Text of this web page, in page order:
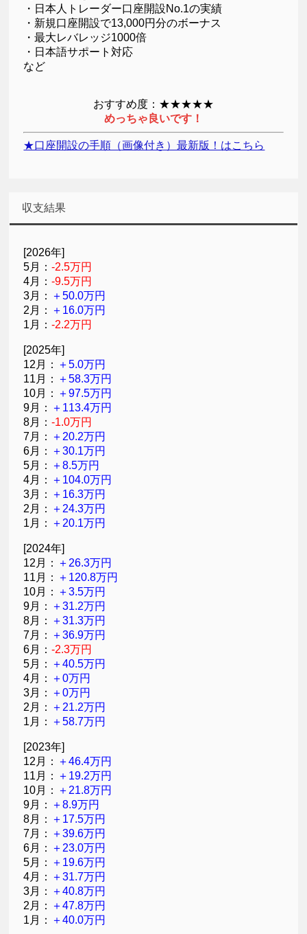
・日本人トレーダー口座開設No.1の実績
・新規口座開設で13,000円分のボーナス
・最大レバレッジ1000倍
・日本語サポート対応
など
おすすめ度：★★★★★
めっちゃ良いです！
★口座開設の手順（画像付き）最新版！はこちら
収支結果
[2026年]
5月：-2.5万円
4月：-9.5万円
3月： ＋50.0万円
2月： ＋16.0万円
1月：-2.2万円
[2025年]
12月： ＋5.0万円
11月： ＋58.3万円
10月： ＋97.5万円
9月： ＋113.4万円
8月：-1.0万円
7月： ＋20.2万円
6月： ＋30.1万円
5月： ＋8.5万円
4月： ＋104.0万円
3月： ＋16.3万円
2月： ＋24.3万円
1月： ＋20.1万円
[2024年]
12月： ＋26.3万円
11月： ＋120.8万円
10月： ＋3.5万円
9月： ＋31.2万円
8月： ＋31.3万円
7月： ＋36.9万円
6月：-2.3万円
5月： ＋40.5万円
4月： ＋0万円
3月： ＋0万円
2月： ＋21.2万円
1月： ＋58.7万円
[2023年]
12月： ＋46.4万円
11月： ＋19.2万円
10月： ＋21.8万円
9月： ＋8.9万円
8月： ＋17.5万円
7月： ＋39.6万円
6月： ＋23.0万円
5月： ＋19.6万円
4月： ＋31.7万円
3月： ＋40.8万円
2月： ＋47.8万円
1月： ＋40.0万円